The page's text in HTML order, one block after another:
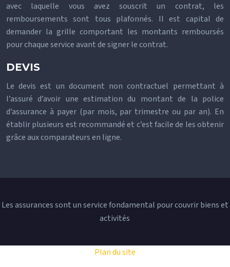
avec laquelle vous avez souscrit un contrat, les
remboursements sont tous plafonnés. Il est capital de
demander la grille comportant les montants remboursés
pour chaque service avant de signer le contrat.
DEVIS
Le devis est un document non contractuel permettant à
l’assuré d’avoir une estimation du montant de la police
d’assurance à payer (par mois, par trimestre ou par an). En
établir plusieurs est recommandé et c’est facile de les obtenir
grâce aux comparateurs en ligne.
Les assurances sont un service fondamental pour couvrir biens et
activités
Plan du site